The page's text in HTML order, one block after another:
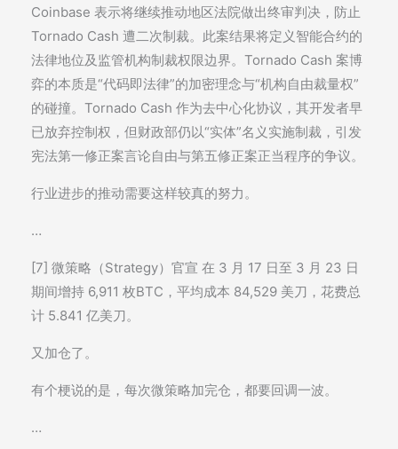
Coinbase 表示将继续推动地区法院做出终审判决，防止
Tornado Cash 遭二次制裁。此案结果将定义智能合约的
法律地位及监管机构制裁权限边界。Tornado Cash 案博
弈的本质是“代码即法律”的加密理念与“机构自由裁量权”
的碰撞。Tornado Cash 作为去中心化协议，其开发者早
已放弃控制权，但财政部仍以“实体”名义实施制裁，引发
宪法第一修正案言论自由与第五修正案正当程序的争议。
行业进步的推动需要这样较真的努力。
…
[7] 微策略（Strategy）官宣 在 3 月 17 日至 3 月 23 日
期间增持 6,911 枚BTC，平均成本 84,529 美刀，花费总
计 5.841 亿美刀。
又加仓了。
有个梗说的是，每次微策略加完仓，都要回调一波。
…